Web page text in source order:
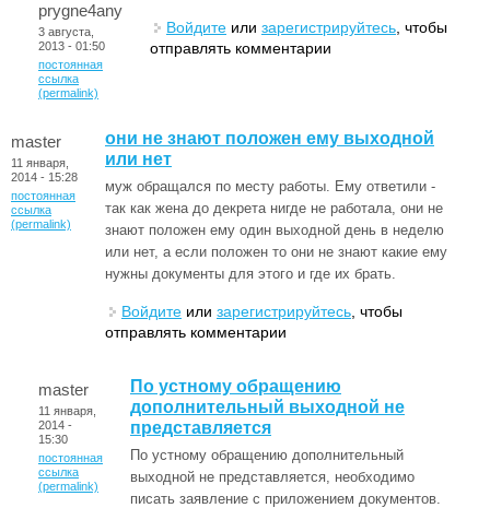
prygne4any
3 августа,
2013 - 01:50
постоянная
ссылка
(permalink)
Войдите или зарегистрируйтесь , чтобы
отправлять комментарии
master
11 января,
2014 - 15:28
постоянная
ссылка
(permalink)
они не знают положен ему выходной
или нет
муж обращался по месту работы. Ему ответили -
так как жена до декрета нигде не работала, они не
знают положен ему один выходной день в неделю
или нет, а если положен то они не знают какие ему
нужны документы для этого и где их брать.
Войдите или зарегистрируйтесь , чтобы
отправлять комментарии
master
11 января,
2014 -
15:30
постоянная
ссылка
(permalink)
По устному обращению
дополнительный выходной не
представляется
По устному обращению дополнительный
выходной не представляется, необходимо
писать заявление с приложением документов.